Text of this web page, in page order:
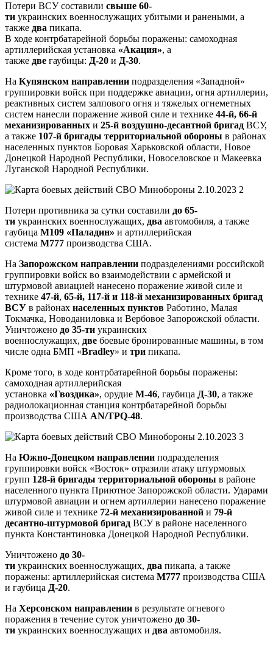
Потери ВСУ составили свыше 60-
ти украинских военнослужащих убитыми и ранеными, а
также два пикапа.
В ходе контрбатарейной борьбы поражены: самоходная
артиллерийская установка «Акация», а
также две гаубицы: Д-20 и Д-30.
На Купянском направлении подразделения «Западной»
группировки войск при поддержке авиации, огня артиллерии,
реактивных систем залпового огня и тяжелых огнеметных
систем нанесли поражение живой силе и технике 44-й, 66-й
механизированных и 25-й воздушно-десантной бригад ВСУ,
а также 107-й бригады территориальной обороны в районах
населенных пунктов Боровая Харьковской области, Новое
Донецкой Народной Республики, Новоселовское и Макеевка
Луганской Народной Республики.
Потери противника за сутки составили до 65-
ти украинских военнослужащих, два автомобиля, а также
гаубица М109 «Паладин» и артиллерийская
система М777 производства США.
На Запорожском направлении подразделениями российской
группировки войск во взаимодействии с армейской и
штурмовой авиацией нанесено поражение живой силе и
технике 47-й, 65-й, 117-й и 118-й механизированных бригад
ВСУ в районах населенных пунктов Работино, Малая
Токмачка, Новоданиловка и Вербовое Запорожской области.
Уничтожено до 35-ти украинских
военнослужащих, две боевые бронированные машины, в том
числе одна БМП «Bradley» и три пикапа.
Кроме того, в ходе контрбатарейной борьбы поражены:
самоходная артиллерийская
установка «Гвоздика», орудие М-46, гаубица Д-30, а также
радиолокационная станция контрбатарейной борьбы
производства США AN/TPQ-48.
На Южно-Донецком направлении подразделения
группировки войск «Восток» отразили атаку штурмовых
групп 128-й бригады территориальной обороны в районе
населенного пункта Приютное Запорожской области. Ударами
штурмовой авиации и огнем артиллерии нанесено поражение
живой силе и технике 72-й механизированной и 79-й
десантно-штурмовой бригад ВСУ в районе населенного
пункта Константиновка Донецкой Народной Республики.
Уничтожено до 30-
ти украинских военнослужащих, два пикапа, а также
поражены: артиллерийская система М777 производства США
и гаубица Д-20.
На Херсонском направлении в результате огневого
поражения в течение суток уничтожено до 30-
ти украинских военнослужащих и два автомобиля.